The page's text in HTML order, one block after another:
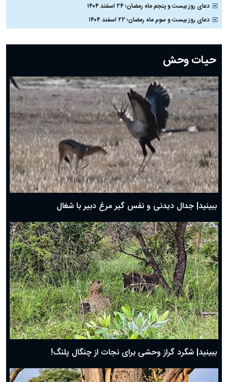
دعای روز بیست و پنجم ماه رمضان؛ ۲۴ اسفند ۱۴۰۴
دعای روز بیست و سوم ماه رمضان؛ ۲۲ اسفند ۱۴۰۴
دعای روز بیستم ماه رمضان؛ ۱۹ اسفند ۱۴۰۴
دعای روز هشتم ماه مبارک رمضان؛ ۷ اسفند ماه ۱۴۰۴
دعای روز هفتم ماه رمضان؛ ۶ اسفند ۱۴۰۴
دعای روز ششم ماه رمضان؛ ۵ اسفند ۱۴۰۴
دعای روز پنجم ماه رمضان؛ ۴ اسفند ۱۴۰۴
دعای روز چهارم ماه مبارک رمضان؛ ۳ اسفند ۱۴۰۴
دعای روز سوم ماه مبارک رمضان؛ ۱۴ اسفند ۱۴۰۴
دعای روز دوم ماه مبارک رمضان ۱ اسفند ماه ۱۴۰۴
دعای روز اول ماه مبارک رمضان، ۳۰ بهمن ۱۴۰۴
حضرت زینب(س) چگونه از دنیا رفت؟
بهترین پیامک تبریک روز پدر ۱۴۰۴؛ جملات زیبا و صمیمانه
حیات وحش
ببینید| جدال دیدنی و نفس گیر مرغ دبیر با شغال
ببینید| شگرد گراز وحشی برای نجات از چنگال پلنگ!